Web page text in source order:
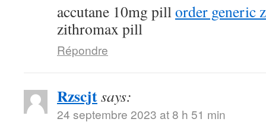
accutane 10mg pill order generic
zithromax pill
Répondre
Rzscjtsays:
24 septembre 2023 at 8 h 51 min